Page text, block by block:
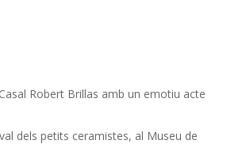
Robert Brillas amb un emotiu acte
dels petits ceramistes, al Museu de